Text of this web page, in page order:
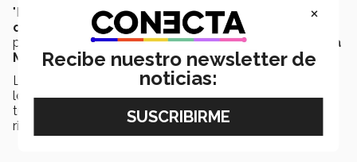
"La
perseverancia, constanciay sobre todo gran
confianza
en sí mismo y en sucapacidad
posible para
Eduardocumplir su meta.", comentó
Sofía
Muñoz, profesora delárea de ingeniería.
La aventura de
Eduardoapenas comienza, y él mismo
lo menciona: "El inicio puede ser difícil pero si mantienes
tus objetivos claros, tu momento llegará...", así que no te
rindas y sigue tus
sueños.
×
Recibe nuestro newsletter de
noticias: